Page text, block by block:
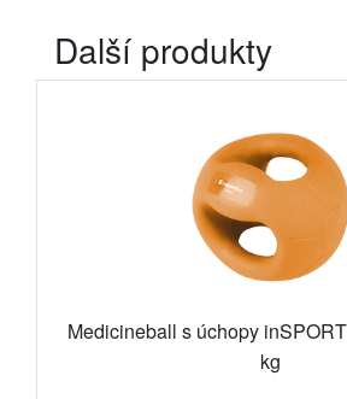
Další produkty
Medicineball s úchopy
kg